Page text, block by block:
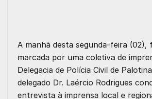
A manhã desta segunda-feira (02),
marcada por uma coletiva de
Delegacia de Polícia Civil de
delegado Dr. Laércio Rodrigues
entrevista à imprensa local e